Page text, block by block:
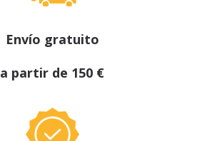
Envío gratuito
a partir de 150 €